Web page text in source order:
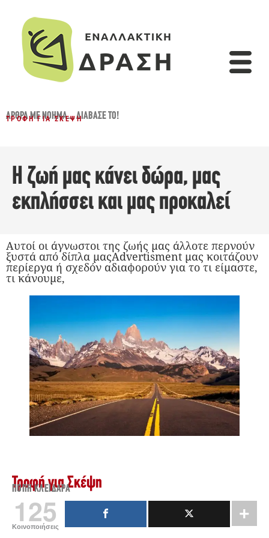
ΆΡΘΡΑ ΜΕ ΝΌΗΜΑ...,ΔΙΆΒΑΣΈ ΤΟ!
ΤΡΟΦΉ ΓΙΑ ΣΚΈΨΗ
Η ζωή μας κάνει δώρα, μας
εκπλήσσει και μας προκαλεί
Αυτοί οι άγνωστοι της ζωής μας άλλοτε περνούν
ξυστά από δίπλα μαςAdvertisment μας κοιτάζουν
περίεργα ή σχεδόν αδιαφορούν για το τι είμαστε,
τι κάνουμε,
Τροφή για Σκέψη
ΠΌΠΗ ΚΛΕΙΔΑΡΆ
125
Κοινοποιήσεις